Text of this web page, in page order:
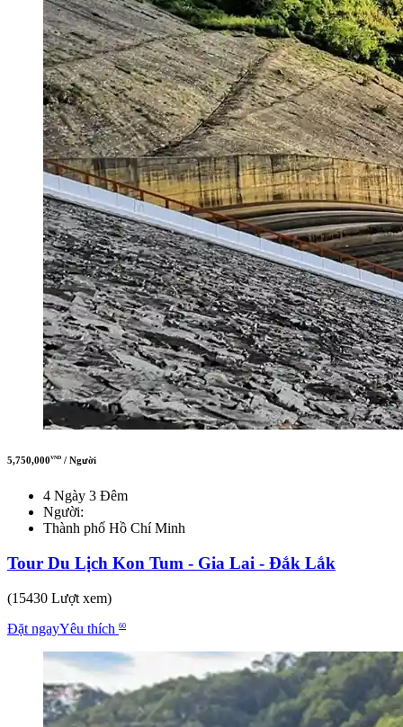
5,750,000VND / Người
4 Ngày 3 Đêm
Người:
Thành phố Hồ Chí Minh
Tour Du Lịch Kon Tum - Gia Lai - Đắk Lắk
(15430 Lượt xem)
Đặt ngayYêu thích 60